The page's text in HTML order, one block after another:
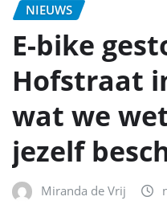
NIEUWS
E-bike
Hofstraat
wat we
jezelf
Miranda de Vrij